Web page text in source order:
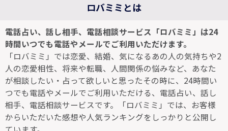
ロバミミとは
電話占い、話し相手、電話相談サービス「ロバミミ」は24
時間いつでも電話やメールでご利用いただけます。
「ロバミミ」では恋愛、結婚、気になるあの人の気持ちや2
人の恋愛相性、将来や転職、人間関係の悩みなど、あなた
が相談したい・占って欲しいと思ったその時に、24時間い
つでも電話やメールでご利用いただける、電話占い、話し
相手、電話相談サービスです。「ロバミミ」では、お客様
からいただいた感想や人気ランキングをしっかりと公開し